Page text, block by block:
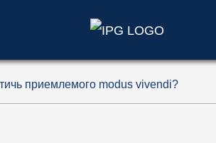
приемлемого modus vivendi?